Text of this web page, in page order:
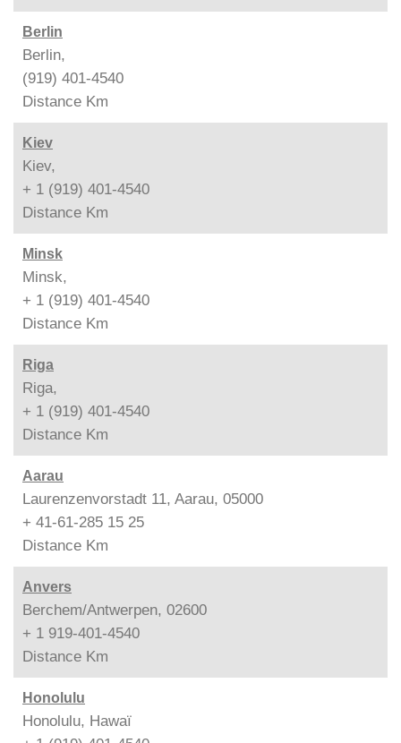
Berlin
Berlin,
(919) 401-4540
Distance Km
Kiev
Kiev,
+ 1 (919) 401-4540
Distance Km
Minsk
Minsk,
+ 1 (919) 401-4540
Distance Km
Riga
Riga,
+ 1 (919) 401-4540
Distance Km
Aarau
Laurenzenvorstadt 11, Aarau, 05000
+ 41-61-285 15 25
Distance Km
Anvers
Berchem/Antwerpen, 02600
+ 1 919-401-4540
Distance Km
Honolulu
Honolulu, Hawaï